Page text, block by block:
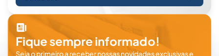
Fique sempre informado!
Seja o primeiro a receber nossas novidades exclusivas e